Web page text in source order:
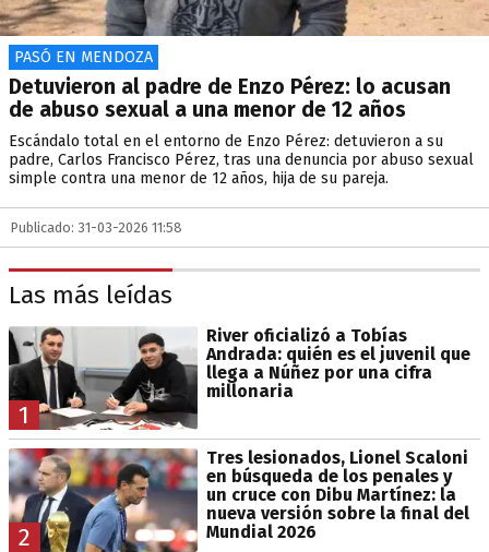
PASÓ EN MENDOZA
Detuvieron al padre de Enzo Pérez: lo acusan
de abuso sexual a una menor de 12 años
Escándalo total en el entorno de Enzo Pérez: detuvieron a su
padre, Carlos Francisco Pérez, tras una denuncia por abuso sexual
simple contra una menor de 12 años, hija de su pareja.
Publicado: 31-03-2026 11:58
Las más leídas
1
River oficializó a Tobías
Andrada: quién es el juvenil que
llega a Núñez por una cifra
millonaria
2
Tres lesionados, Lionel Scaloni
en búsqueda de los penales y
un cruce con Dibu Martínez: la
nueva versión sobre la final del
Mundial 2026